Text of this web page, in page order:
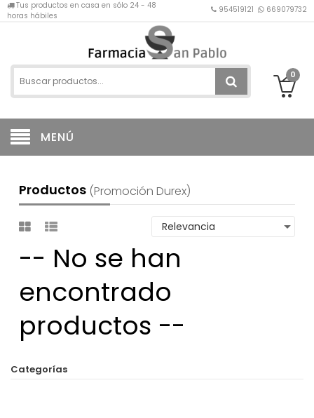
Tus productos en casa en sólo 24 - 48
horas hábiles
954519121 669079732
0
MENÚ
Productos (promoción Durex)
-- No se han
encontrado
productos --
Categorías